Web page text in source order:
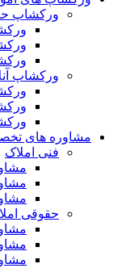
ورکشاپ
ورکشاپ
مشاوره های
فنی املاک
حقوقی